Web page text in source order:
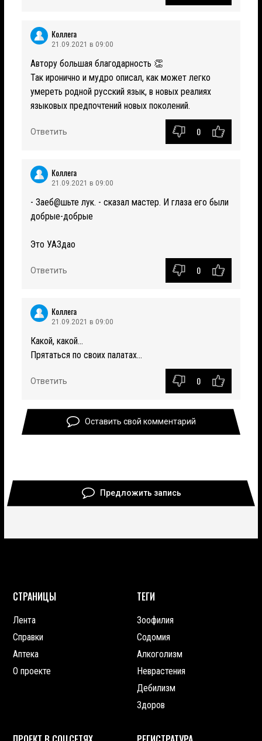
Оставить свой комментарий
Коллега
21.09.2021 в 09:00
Автору большая благодарность 👏
Так иронично и мудро описал, как может легко
умереть родной русский язык, в новых реалиях
языковых предпочтений новых поколений.
Ответить 0
Коллега
21.09.2021 в 09:00
- Заеб@шьте лук. - сказал мастер. И глаза его были
добрые-добрые
Это УАЗдао
Ответить 0
Коллега
21.09.2021 в 09:00
Какой, какой...
Прятаться по своих палатах...
Ответить 0
Предложить запись
СТРАНИЦЫ
Лента
Справки
Аптека
О проекте
ТЕГИ
Зоофилия
Содомия
Алкоголизм
Неврастения
Дебилизм
Здоров